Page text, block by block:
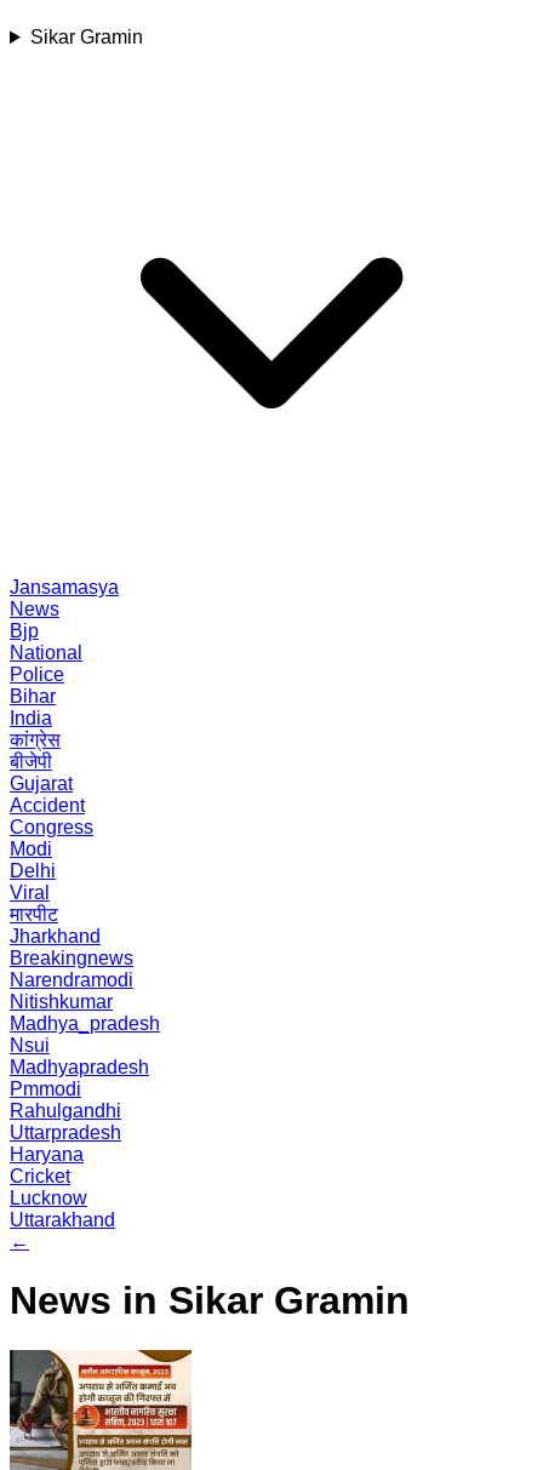
Sikar Gramin
Jansamasya
News
Bjp
National
Police
Bihar
India
कांग्रेस
बीजेपी
Gujarat
Accident
Congress
Modi
Delhi
Viral
मारपीट
Jharkhand
Breakingnews
Narendramodi
Nitishkumar
Madhya_pradesh
Nsui
Madhyapradesh
Pmmodi
Rahulgandhi
Uttarpradesh
Haryana
Cricket
Lucknow
Uttarakhand
←
News in Sikar Gramin